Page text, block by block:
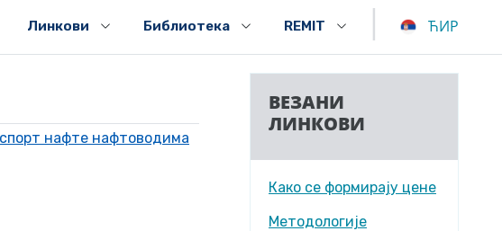
Линкови Библиотека REMIT | ЋИР
нафте нафтоводима
ВЕЗАНИ
ЛИНКОВИ
Како се формирају цене
Методологије